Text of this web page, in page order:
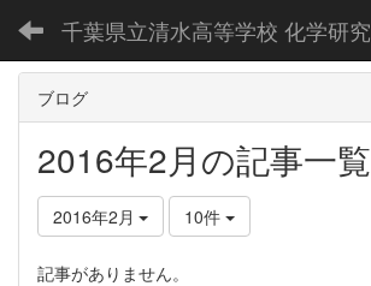
ブログ
2016年2月の記事一覧
2016年2月 10件
記事がありません。